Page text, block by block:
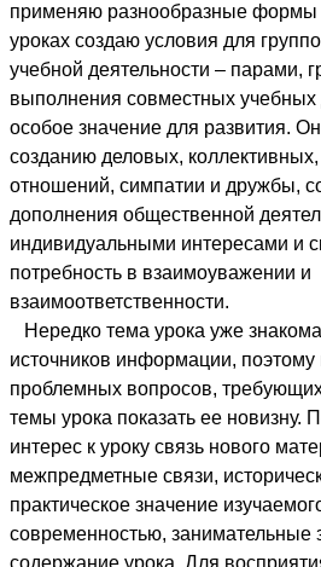
применяю разнообразные формы
уроках создаю условия для
учебной деятельности – парами,
выполнения совместных
особое значение для развития.
созданию деловых,
отношений, симпатии и дружбы,
дополнения общественной
индивидуальными интересами и
потребность в взаимоуважении и
взаимоответственности.
Нередко тема урока уже
источников информации,
проблемных вопросов,
темы урока показать ее новизну.
интерес к уроку связь нового
межпредметные связи,
практическое значение
современностью, занимательные